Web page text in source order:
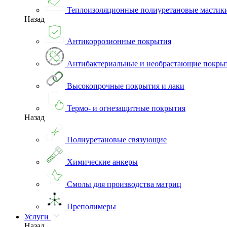
Теплоизоляционные полиуретановые
Назад
Антикоррозионные покрытия
Антибактериальные и необрастающие
Высокопрочные покрытия и лаки
Термо- и огнезащитные покрытия
Назад
Полиуретановые связующие
Химические анкеры
Смолы для производства матриц
Преполимеры
Услуги